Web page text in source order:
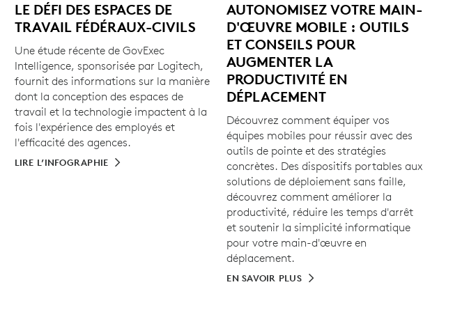
LE DÉFI DES ESPACES DE
TRAVAIL FÉDÉRAUX-CIVILS
Une étude récente de GovExec
Intelligence, sponsorisée par Logitech,
fournit des informations sur la manière
dont la conception des espaces de
travail et la technologie impactent à la
fois l'expérience des employés et
l'efficacité des agences.
LIRE L’INFOGRAPHIE
AUTONOMISEZ VOTRE MAIN-
D'ŒUVRE MOBILE : OUTILS
ET CONSEILS POUR
AUGMENTER LA
PRODUCTIVITÉ EN
DÉPLACEMENT
Découvrez comment équiper vos
équipes mobiles pour réussir avec des
outils de pointe et des stratégies
concrètes. Des dispositifs portables aux
solutions de déploiement sans faille,
découvrez comment améliorer la
productivité, réduire les temps d'arrêt
et soutenir la simplicité informatique
pour votre main-d'œuvre en
déplacement.
EN SAVOIR PLUS